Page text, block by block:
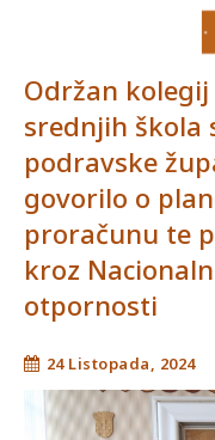
Održan
srednjih škola
podravske
govorilo o
proračunu te
kroz
otpornosti
24 Listopada, 2024